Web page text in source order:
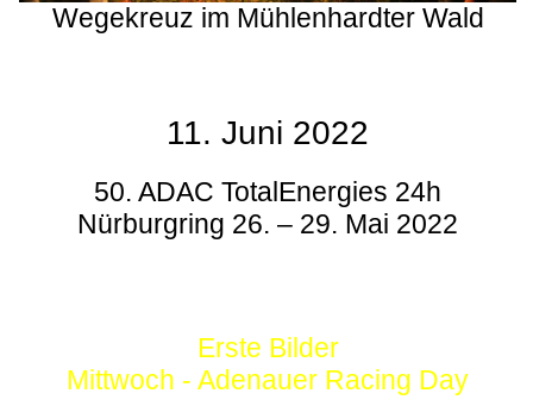
Wegekreuz im Mühlenhardter Wald
11. Juni 2022
50. ADAC TotalEnergies 24h
Nürburgring 26. – 29. Mai 2022
Erste Bilder
Mittwoch - Adenauer Racing Day